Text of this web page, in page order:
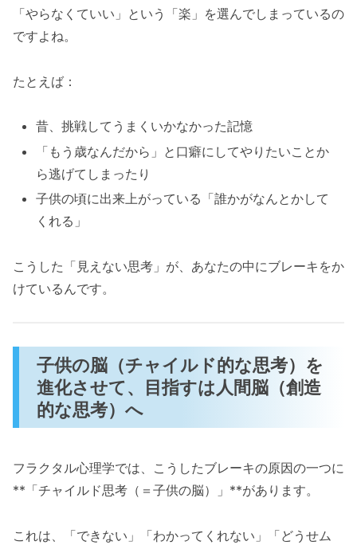
「やらなくていい」という「楽」を選んでしまっているの
ですよね。
たとえば：
昔、挑戦してうまくいかなかった記憶
「もう歳なんだから」と口癖にしてやりたいことか
ら逃げてしまったり
子供の頃に出来上がっている「誰かがなんとかして
くれる」
こうした「見えない思考」が、あなたの中にブレーキをか
けているんです。
子供の脳（チャイルド的な思考）を
進化させて、目指すは人間脳（創造
的な思考）へ
フラクタル心理学では、こうしたブレーキの原因の一つに
**「チャイルド思考（＝子供の脳）」**があります。
これは、「できない」「わかってくれない」「どうせム